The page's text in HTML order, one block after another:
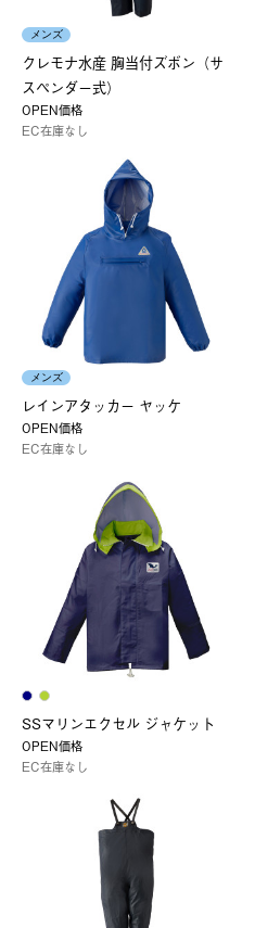
メンズ
クレモナ水産 胸当付ズボン（サ
スペンダー式）
OPEN価格
EC在庫なし
メンズ
レインアタッカー ヤッケ
OPEN価格
EC在庫なし
SSマリンエクセル ジャケット
OPEN価格
EC在庫なし